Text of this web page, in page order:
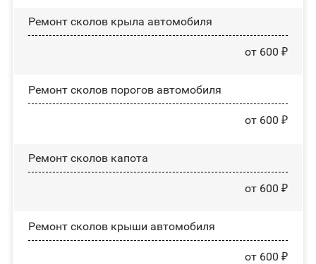
Ремонт сколов крыла автомобиля
от 600 ₽
Ремонт сколов порогов автомобиля
от 600 ₽
Ремонт сколов капота
от 600 ₽
Ремонт сколов крыши автомобиля
от 600 ₽